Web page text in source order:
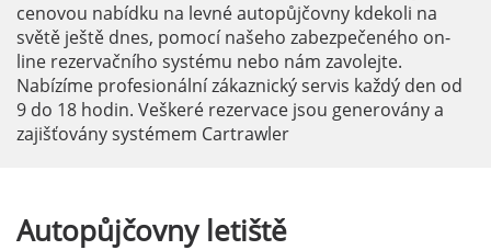
cenovou nabídku na levné autopůjčovny kdekoli na
světě ještě dnes, pomocí našeho zabezpečeného on-
line rezervačního systému nebo nám zavolejte.
Nabízíme profesionální zákaznický servis každý den od
9 do 18 hodin. Veškeré rezervace jsou generovány a
zajišťovány systémem Cartrawler
Autopůjčovnyletiště